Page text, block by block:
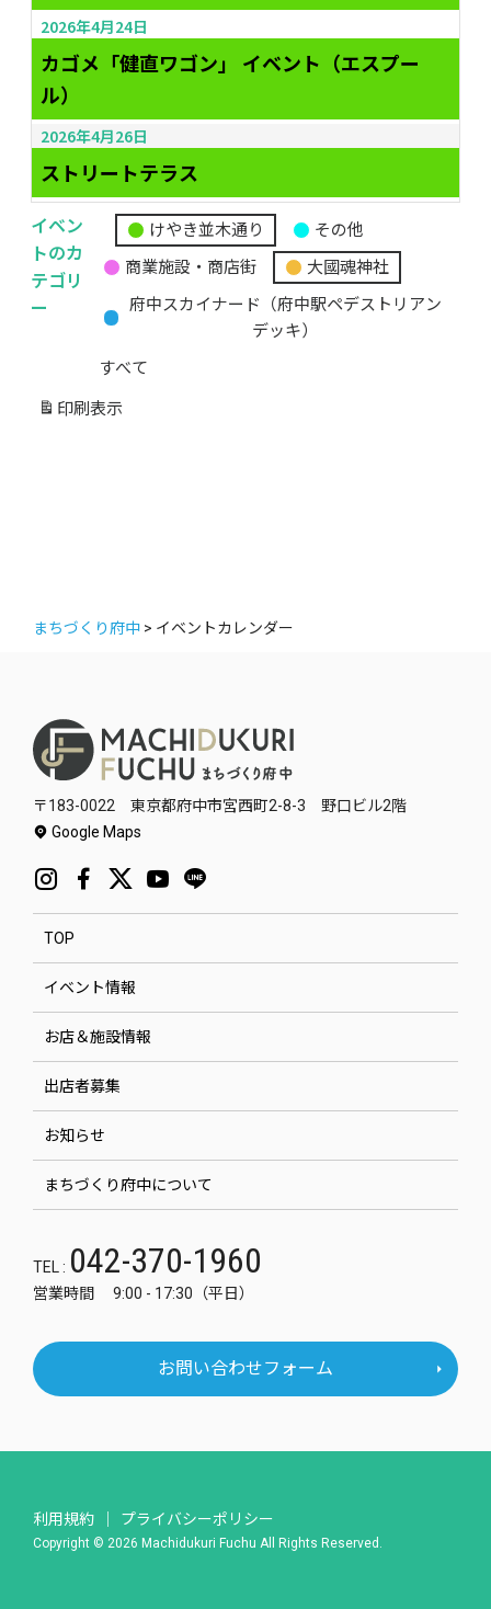
2026年4月24日
カゴメ「健直ワゴン」 イベント（エスプー
ル）
2026年4月26日
ストリートテラス
イベン
トのカ
テゴリ
ー
無
題
カ
ゴ
リ
けやき並木通り
その他
商業施設・商店街
大國魂神社
府中スカイナード（府中駅ペデストリアン
デッキ）
すべて
印刷 表示
まちづくり府中 > イベントカレンダー
〒183-0022 東京都府中市宮西町2-8-3 野口ビル2階
Google Maps
TOP
イベント情報
お店＆施設情報
出店者募集
お知らせ
まちづくり府中について
TEL : 042-370-1960
営業時間 9:00 - 17:30（平日）
お問い合わせフォーム
利用規約 プライバシーポリシー
Copyright © 2026 Machidukuri Fuchu All Rights Reserved.